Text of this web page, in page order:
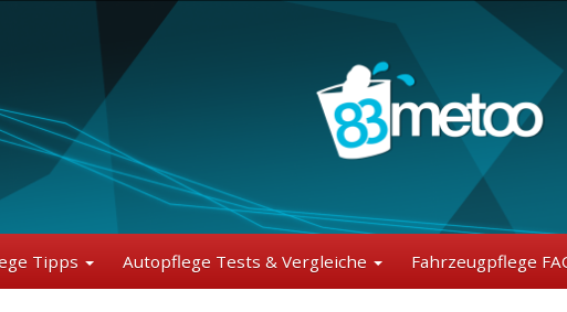
Tipps Autopflege Tests & Vergleiche Fahrzeugpflege